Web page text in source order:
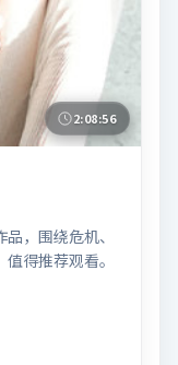
2:08:56
，围绕危机、
得推荐观看。